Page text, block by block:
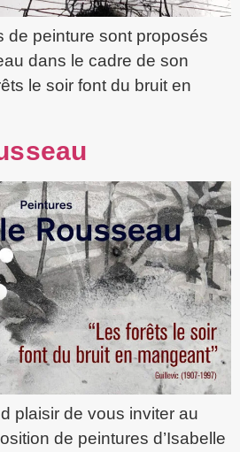
de peinture sont proposés
dans le cadre de son
le soir font du bruit en
plaisir de vous inviter au
de peintures d’Isabelle